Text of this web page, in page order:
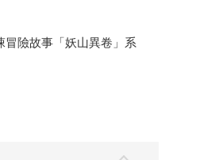
險故事「妖山異卷」系